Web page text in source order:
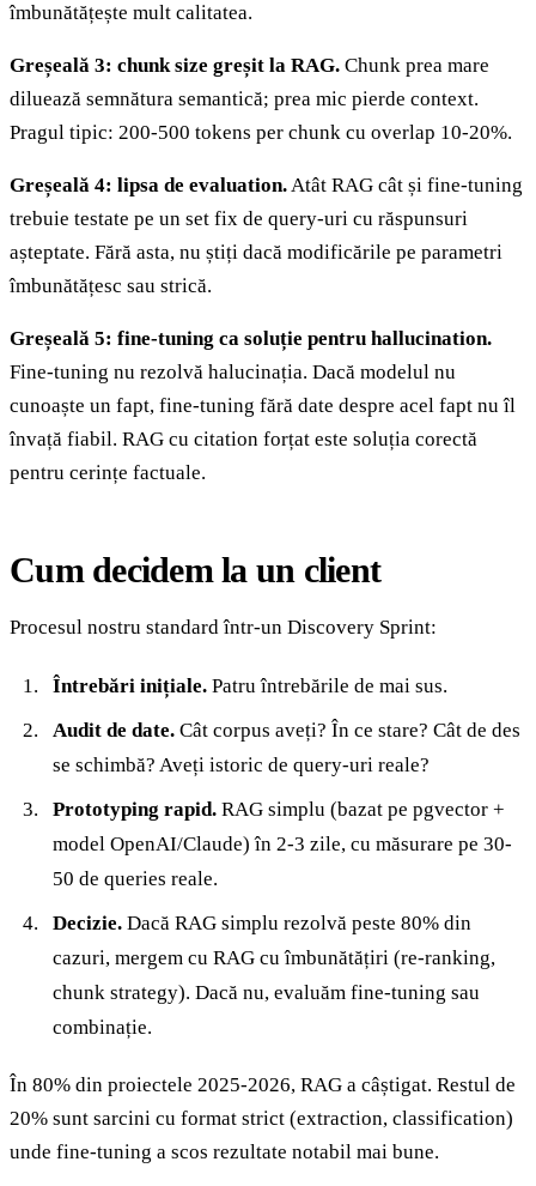
îmbunătățește mult calitatea.
Greșeală 3: chunk size greșit la RAG. Chunk prea mare
diluează semnătura semantică; prea mic pierde context.
Pragul tipic: 200-500 tokens per chunk cu overlap 10-20%.
Greșeală 4: lipsa de evaluation.Atât RAG cât și fine-tuning
trebuie testate pe un set fix de query-uri cu răspunsuri
așteptate. Fără asta, nu știți dacă modificările pe parametri
îmbunătățesc sau strică.
Greșeală 5: fine-tuning ca soluție pentru hallucination.
Fine-tuning nu rezolvă halucinația. Dacă modelul nu
cunoaște un fapt, fine-tuning fără date despre acel fapt nu îl
învață fiabil. RAG cu citation forțat este soluția corectă
pentru cerințe factuale.
Cum decidem la un client
Procesul nostru standard într-un Discovery Sprint:
Întrebări inițiale. Patru întrebările de mai sus.
Audit de date. Cât corpus aveți? În ce stare? Cât de des
se schimbă? Aveți istoric de query-uri reale?
Prototyping rapid. RAG simplu (bazat pe pgvector +
model OpenAI/Claude) în 2-3 zile, cu măsurare pe 30-
50 de queries reale.
Decizie. Dacă RAG simplu rezolvă peste 80% din
cazuri, mergem cu RAG cu îmbunătățiri (re-ranking,
chunk strategy). Dacă nu, evaluăm fine-tuning sau
combinație.
În 80% din proiectele 2025-2026, RAG a câștigat. Restul de
20% sunt sarcini cu format strict (extraction, classification)
unde fine-tuning a scos rezultate notabil mai bune.